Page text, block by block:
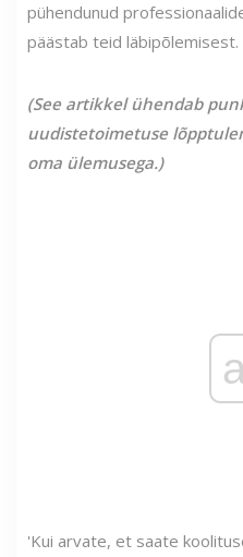
pühendunud
päästab teid läbipõlemisest.
(See artikkel ühendab
uudistetoimetuse
oma ülemusega.)
'Kui arvate, et saate